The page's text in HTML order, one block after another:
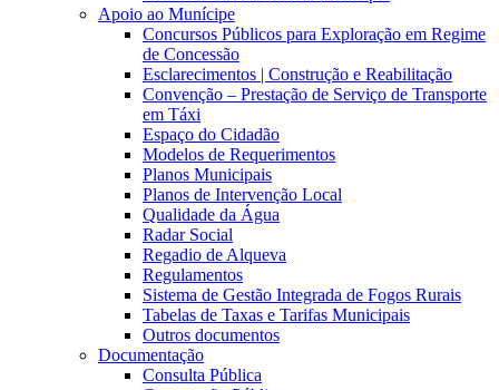
Apoio ao Munícipe
Concursos Públicos para Exploração em Regime
de Concessão
Esclarecimentos | Construção e Reabilitação
Convenção – Prestação de Serviço de Transporte
em Táxi
Espaço do Cidadão
Modelos de Requerimentos
Planos Municipais
Planos de Intervenção Local
Qualidade da Água
Radar Social
Regadio de Alqueva
Regulamentos
Sistema de Gestão Integrada de Fogos Rurais
Tabelas de Taxas e Tarifas Municipais
Outros documentos
Documentação
Consulta Pública